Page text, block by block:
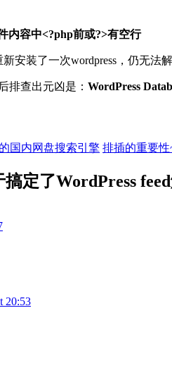
内容中<?php前或?>有空行
安装了一次wordpress，仍无法
排查出元凶是： WordPress
国内网盘搜索引擎 排插的重要
搞定了WordPress
20:53